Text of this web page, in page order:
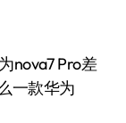
nova7 Pro差
一款华为